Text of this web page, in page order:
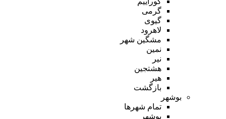
گرمی
گیوی
لاهرود
مشگین شهر
نمین
نیر
هشتجین
هیر
بازگشت
بوشهر
تمام شهر‌ها
بوشهر